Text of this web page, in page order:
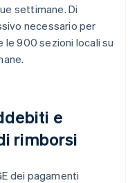
settimane. Di
necessario per
900 sezioni locali su
e
rimborsi
dei pagamenti